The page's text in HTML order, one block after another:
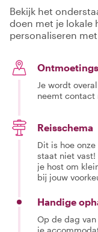
Bekijk het
doen met je lokale
personaliseren
Je wordt
neemt contact
Reisschema
Dit is hoe
staat niet
je host om
bij jouw
Handige
Op de dag
je